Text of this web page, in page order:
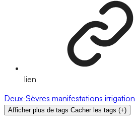
lien
Deux-Sèvres manifestations irrigation
Afficher plus de tags Cacher les tags (+)